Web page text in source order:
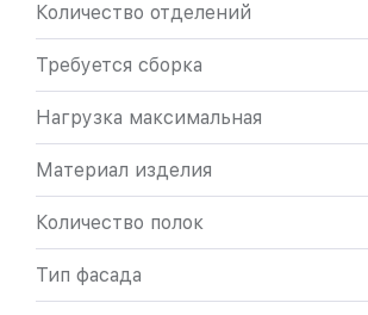
Количество отделений
Требуется сборка
Нагрузка максимальная
Материал изделия
Количество полок
Тип фасада